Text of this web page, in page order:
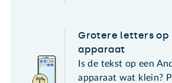
Grotere letters op
apparaat
Is de tekst op een
apparaat wat klein?